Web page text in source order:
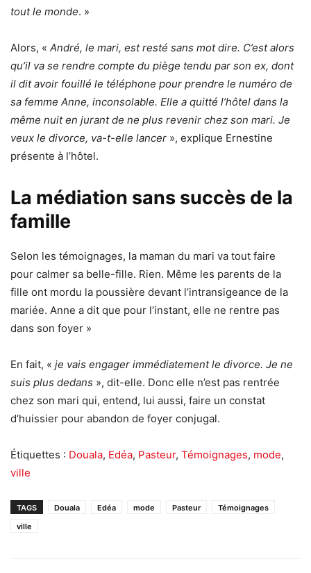
tout le monde. »
Alors, « André, le mari, est resté sans mot dire. C’est alors
qu’il va se rendre compte du piège tendu par son ex, dont
il dit avoir fouillé le téléphone pour prendre le numéro de
sa femme Anne, inconsolable. Elle a quitté l’hôtel dans la
même nuit en jurant de ne plus revenir chez son mari. Je
veux le divorce, va-t-elle lancer », explique Ernestine
présente à l’hôtel.
La médiation sans succès de la
famille
Selon les témoignages, la maman du mari va tout faire
pour calmer sa belle-fille. Rien. Même les parents de la
fille ont mordu la poussière devant l’intransigeance de la
mariée. Anne a dit que pour l’instant, elle ne rentre pas
dans son foyer »
En fait, « je vais engager immédiatement le divorce. Je ne
suis plus dedans », dit-elle. Donc elle n’est pas rentrée
chez son mari qui, entend, lui aussi, faire un constat
d’huissier pour abandon de foyer conjugal.
Étiquettes : Douala, Edéa, Pasteur, Témoignages, mode,
ville
TAGS Douala Edéa mode Pasteur
Témoignages
ville